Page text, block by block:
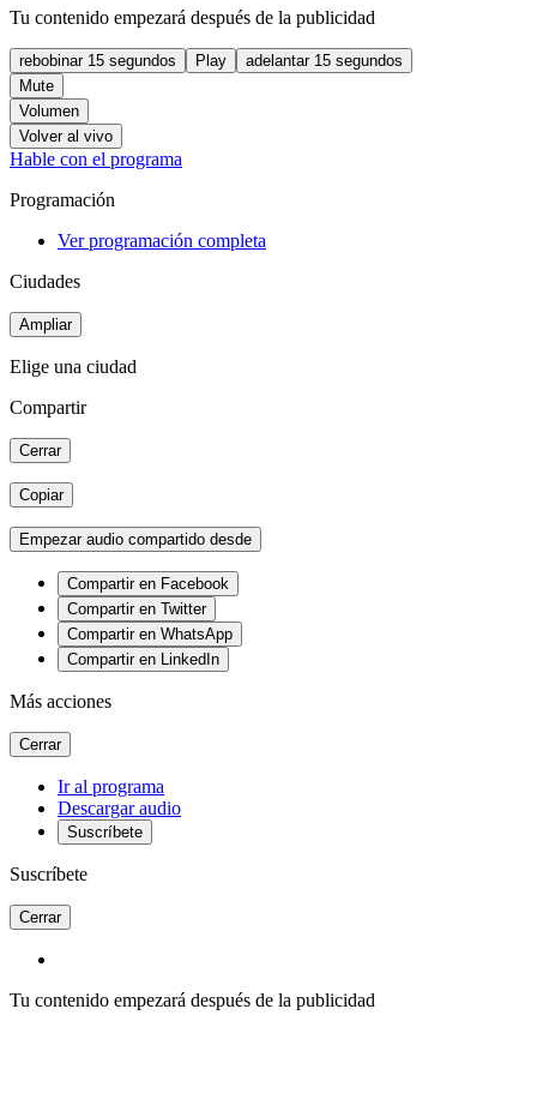
Tu contenido empezará después de la publicidad
rebobinar 15 segundos Play
adelantar 15 segundos
Mute
Volumen
Volver al vivo
Hable con el programa
Programación
Ver programación completa
Ciudades
Ampliar
Elige una ciudad
Compartir
Cerrar
Copiar
Empezar audio compartido desde
Compartir en Facebook
Compartir en Twitter
Compartir en WhatsApp
Compartir en LinkedIn
Más acciones
Cerrar
Ir al programa
Descargar audio
Suscríbete
Suscríbete
Cerrar
Tu contenido empezará después de la publicidad